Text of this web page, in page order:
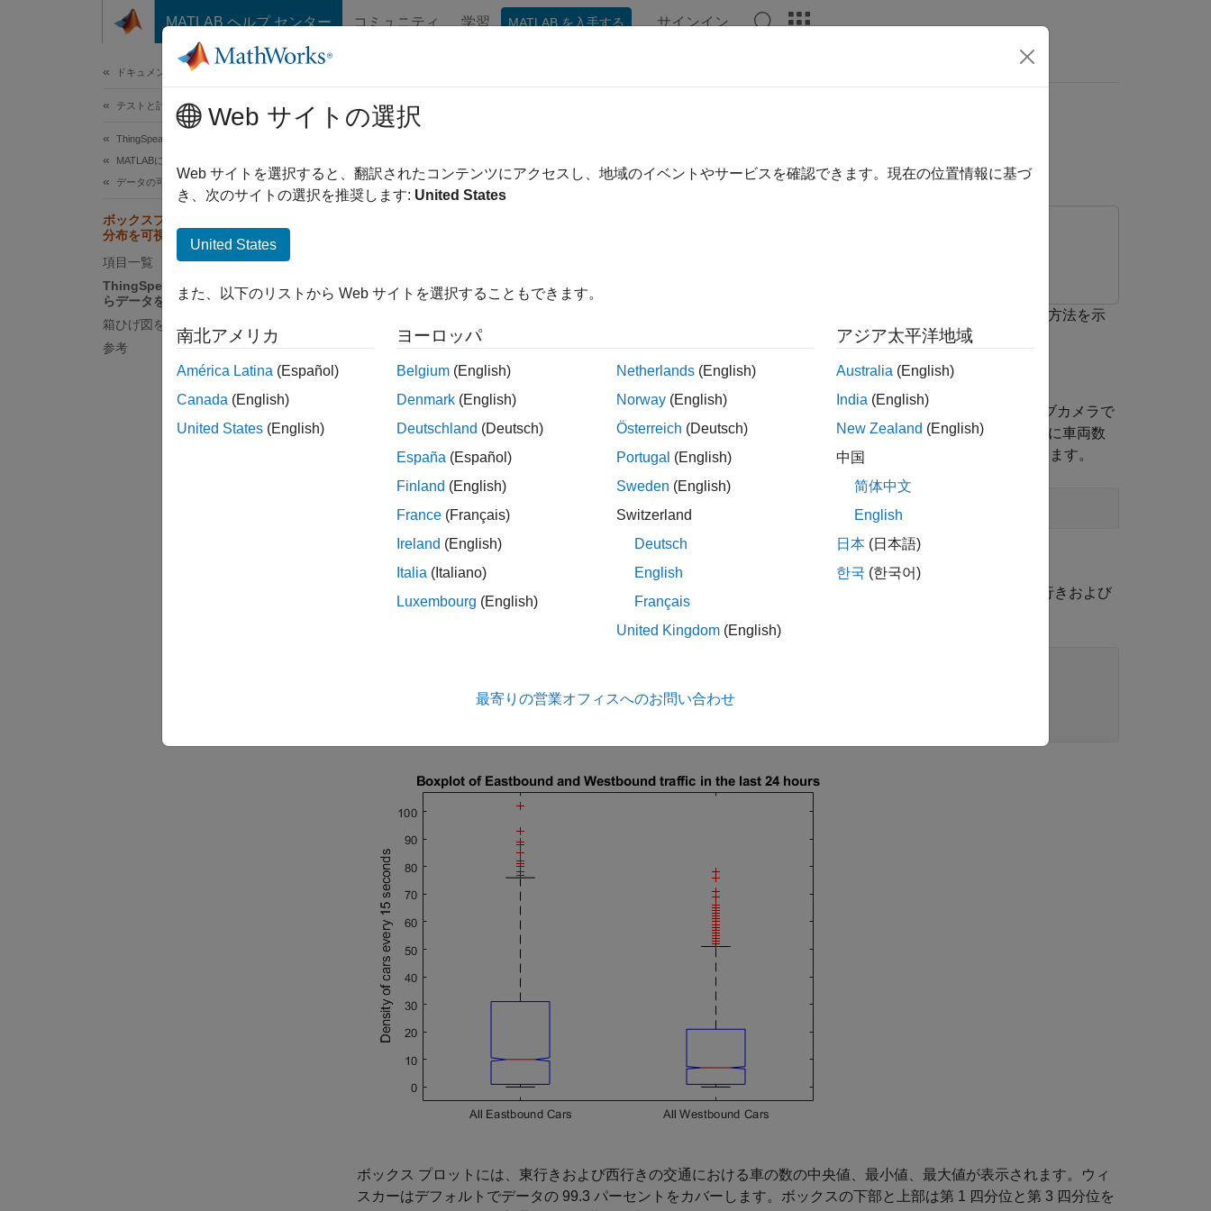
コンテンツへスキップ
MATLAB ヘルプ センター コミュニティ 学習 MATLAB を入手する サインイン
ドキュメンテーションのホーム
テストと計測
ThingSpeak
MATLABによる専門的な解析
データの可視化
ボックスプロットでチャネルデータの
分布を可視化する
項目一覧
ThingSpeak カーカウンタチャネルか
らデータを読み取る
箱ひげ図を描く
参考
このページは機械翻訳を使用して翻訳されました。最新版の英語を参照するには、ここをクリックします。
ボックスプロットでチャネルデータの分布を可視化する
この例では、ThingSpeak ™チャネルのデータからボックス プロットを描画し、データの分布を可視化する方法を示
します。
ThingSpeak カーカウンタチャネルからデータを読み取る
ThingSpeakチャネル38629 には、Raspberry Pi™ と交通量の多い高速道路上の車の数をカウントするウェブカメラで
取得されたデータが含まれています。車両カウント アルゴリズムは Raspberry Pi 上で実行され、15 秒ごとに車両数
を ThingSpeak に送信します。フィールド 1 と 2 には、それぞれ東行きと西行きの交通データが含まれています。
data = thingSpeakRead(38629, 'NumDays' ,1, 'Fields' 'outputFormat' 'table'
最小値、最大値、中央値、第 1 四分位値、第 3 四分位値を表示するボックス プロット関数を使用して、東行きおよび
西行きの交通データの分布を可視化します。
'Density of cars every 15 seconds');
ボックス プロットには、東行きおよび西行きの交通における車の数の中央値、最小値、最大値が表示されます。ウィ
スカーはデフォルトでデータの 99.3 パーセントをカバーします。ボックスの下部と上部は第 1 四分位と第 3 四分位を
Web サイトの選択
Web サイトを選択すると、翻訳されたコンテンツにアクセスし、地域のイベントやサービスを確認できます。現在の位置情報に基づ
き、次のサイトの選択を推奨します: United States
United States
また、以下のリストから Web サイトを選択することもできます。
南北アメリカ
América Latina (Español)
Canada (English)
United States (English)
ヨーロッパ
Belgium (English)
Denmark (English)
Deutschland (Deutsch)
España (Español)
Finland (English)
France (Français)
Ireland (English)
Italia (Italiano)
Luxembourg (English)
Netherlands (English)
Norway (English)
Österreich (Deutsch)
Portugal (English)
Sweden (English)
Switzerland
Deutsch
English
Français
United Kingdom (English)
アジア太平洋地域
Australia (English)
India (English)
New Zealand (English)
中国
简体中文
English
日本 (日本語)
한국 (한국어)
最寄りの営業オフィスへのお問い合わせ